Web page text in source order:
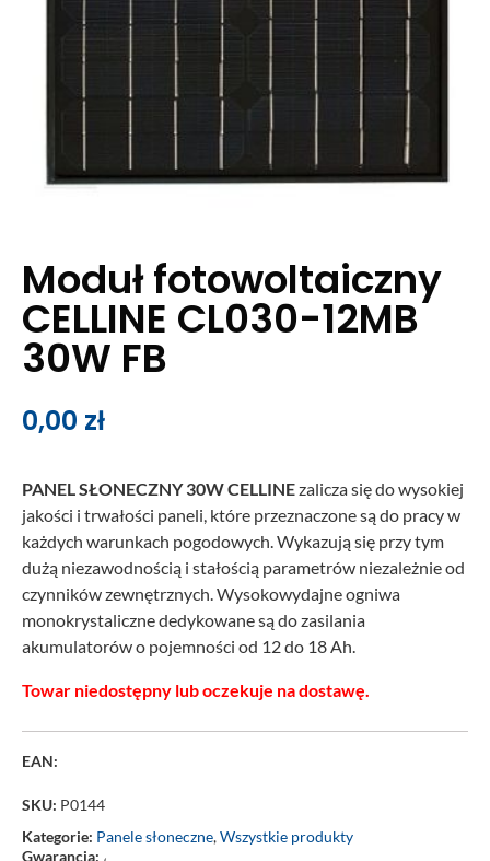
Moduł fotowoltaiczny
CELLINE CL030-12MB
30W FB
0,00 zł
PANEL SŁONECZNY 30W CELLINEzalicza się do wysokiej
jakości i trwałości paneli, które przeznaczone są do pracy w
każdych warunkach pogodowych. Wykazują się przy tym
dużą niezawodnością i stałością parametrów niezależnie od
czynników zewnętrznych. Wysokowydajne ogniwa
monokrystaliczne dedykowane są do zasilania
akumulatorów o pojemności od 12 do 18 Ah.
Towar niedostępny lub oczekuje na dostawę.
EAN:
SKU: P0144
Kategorie: Panele słoneczne,Wszystkie produkty
Gwarancja: